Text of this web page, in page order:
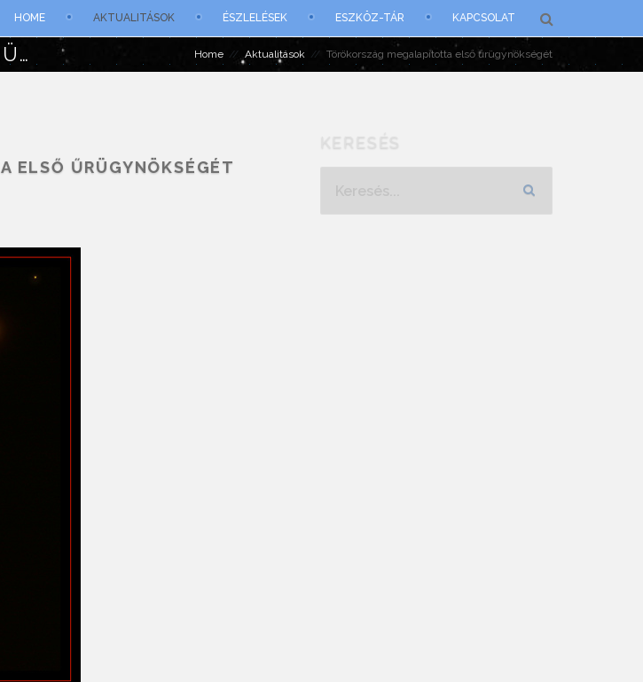
HOME AKTUALITÁSOK ÉSZLELÉSEK ESZKÖZ-TÁR KAPCSOLAT
TÖRÖKORSZÁG MEGALAPÍTOTTA ELSŐ ŰRÜGYNÖKSÉGÉT Home Aktualitások Törökország megalapította első űrügynökségét
ELSŐ ŰRÜGYNÖKSÉGÉT
KERESÉS